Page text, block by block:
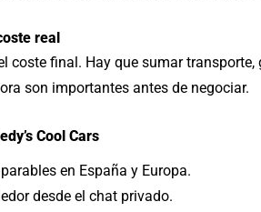
real
coste final. Hay que sumar
son importantes antes de negociar.
Cool Cars
en España y Europa.
desde el chat privado.